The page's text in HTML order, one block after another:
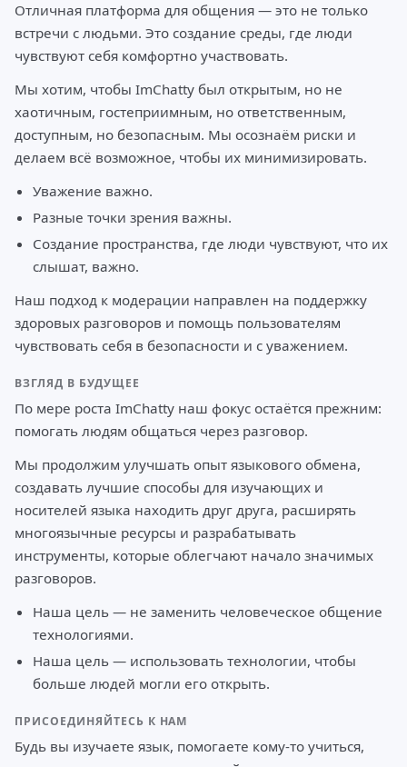
Отличная платформа для общения — это не только
встречи с людьми. Это создание среды, где люди
чувствуют себя комфортно участвовать.
Мы хотим, чтобы ImChatty был открытым, но не
хаотичным, гостеприимным, но ответственным,
доступным, но безопасным. Мы осознаём риски и
делаем всё возможное, чтобы их минимизировать.
Уважение важно.
Разные точки зрения важны.
Создание пространства, где люди чувствуют, что их
слышат, важно.
Наш подход к модерации направлен на поддержку
здоровых разговоров и помощь пользователям
чувствовать себя в безопасности и с уважением.
ВЗГЛЯД В БУДУЩЕЕ
По мере роста ImChatty наш фокус остаётся прежним:
помогать людям общаться через разговор.
Мы продолжим улучшать опыт языкового обмена,
создавать лучшие способы для изучающих и
носителей языка находить друг друга, расширять
многоязычные ресурсы и разрабатывать
инструменты, которые облегчают начало значимых
разговоров.
Наша цель — не заменить человеческое общение
технологиями.
Наша цель — использовать технологии, чтобы
больше людей могли его открыть.
ПРИСОЕДИНЯЙТЕСЬ К НАМ
Будь вы изучаете язык, помогаете кому-то учиться,